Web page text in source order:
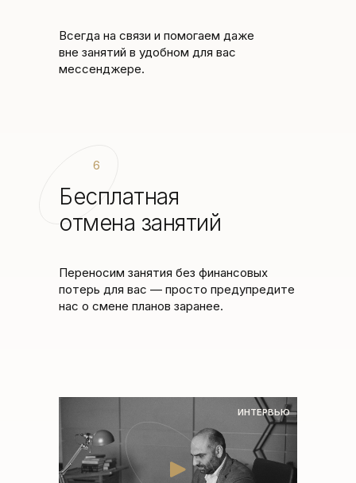
6
Бесплатная
отмена занятий
Переносим занятия без финансовых
потерь для вас — просто предупредите
нас о смене планов заранее.
Всегда на связи и помогаем даже
вне занятий в удобном для вас
мессенджере.
ИНТЕРВЬЮ